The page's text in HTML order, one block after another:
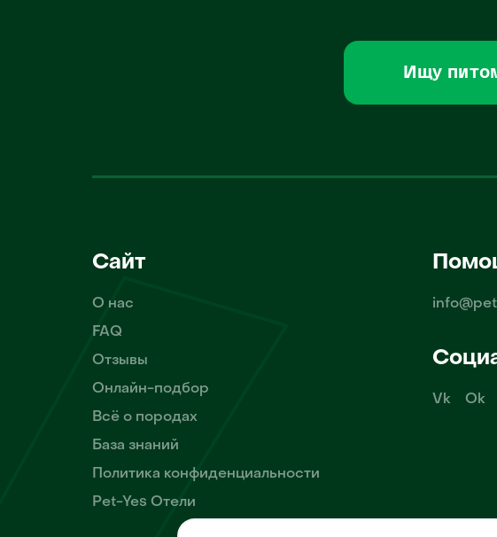
Ищу
Сайт
О нас
FAQ
Отзывы
Онлайн-подбор
Всё о породах
База знаний
Политика конфиденциальности
Pet-Yes Отели
Vk Ok